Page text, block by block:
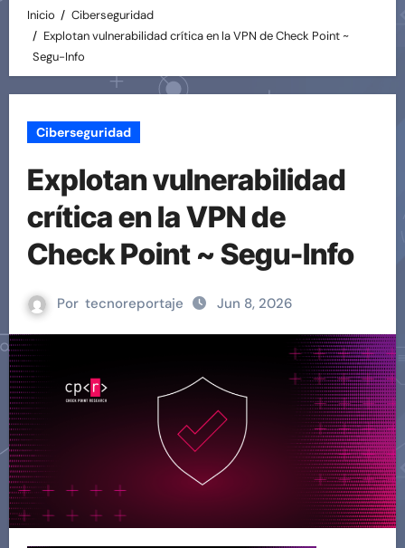
Inicio
Ciberseguridad
Explotan vulnerabilidad crítica en la VPN de Check Point ~
Segu-Info
Ciberseguridad
Explotan vulnerabilidad
crítica en la VPN de
Check Point ~ Segu-Info
Por tecnoreportaje Jun 8, 2026